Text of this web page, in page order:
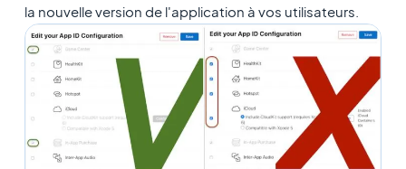
la nouvelle version de l'application à vos utilisateurs.